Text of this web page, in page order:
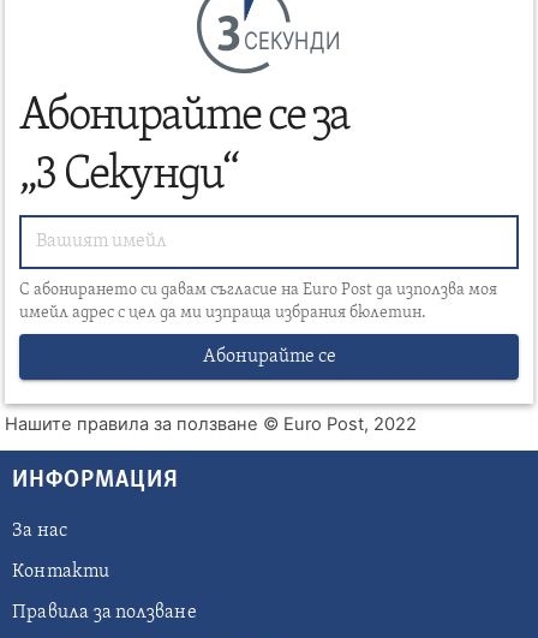
СЕКУНДИ
Абонирайте се за
„3 Секунди“
С абонирането си давам съгласие на Euro Post да използва моя
имейл адрес с цел да ми изпраща избрания бюлетин.
Абонирайте се
Нашите правила за ползване © Euro Post, 2022
ИНФОРМАЦИЯ
За нас
Контакти
Правила за ползване